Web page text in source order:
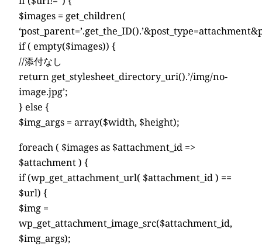
$images = get_children(
if ( empty($images)) {
//添付なし
return get_stylesheet_directory_uri().’/img/no-
image.jpg’;
} else {
$img_args = array($width, $height);
foreach ( $images as $attachment_id =>
$attachment ) {
if (wp_get_attachment_url( $attachment_id ) ==
$url) {
$img =
wp_get_attachment_image_src($attachment_id,
$img_args);